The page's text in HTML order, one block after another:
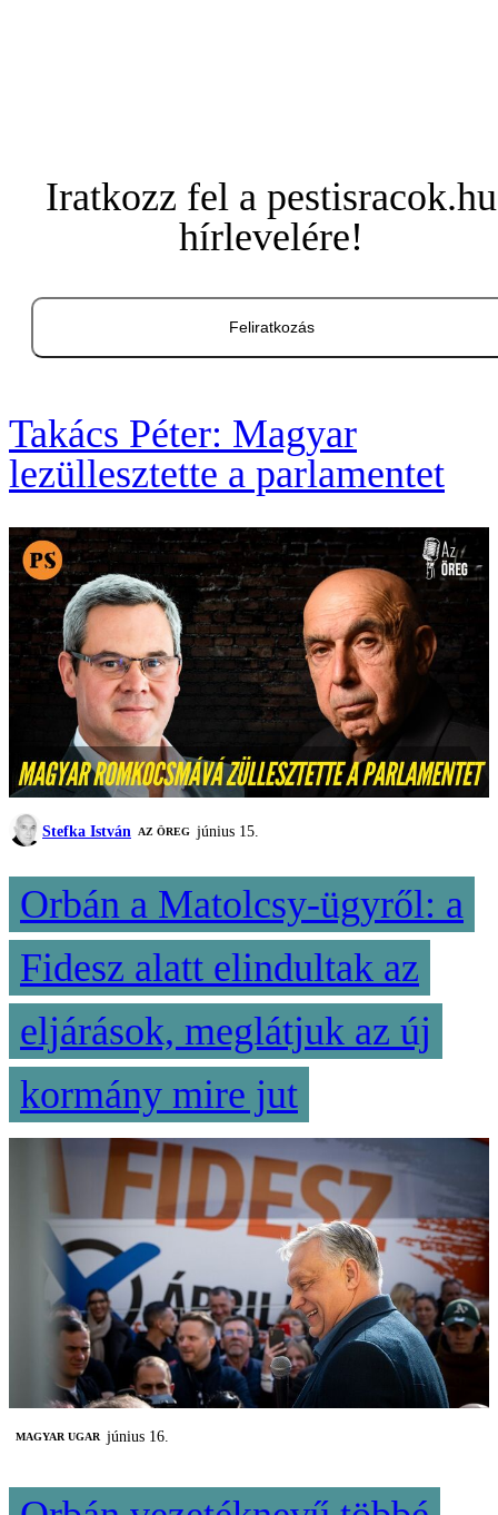
Iratkozz fel a pestisracok.hu
hírlevelére!
Feliratkozás
Takács Péter: Magyar
lezüllesztette a parlamentet
Stefka István AZ ÖREG június 15.
Orbán a Matolcsy-ügyről: a
Fidesz alatt elindultak az
eljárások, meglátjuk az új
kormány mire jut
MAGYAR UGAR június 16.